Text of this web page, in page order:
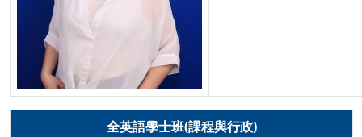
全英語學士班(課程與行政)